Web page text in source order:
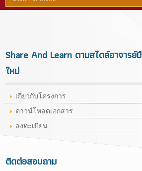
Share And Learn ตามสไตล์อาจาร
ใหม่
เกี่ยวกับโครงการ
ดาวน์โหลดเอกสาร
ลงทะเบียน
ติดต่อสอบถาม